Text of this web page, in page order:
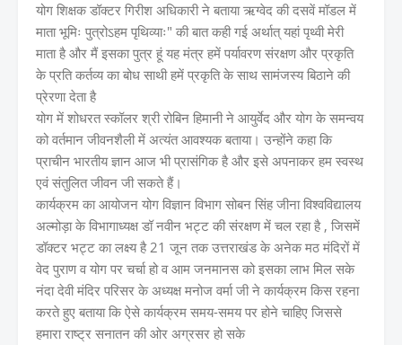
योग शिक्षक डॉक्टर गिरीश अधिकारी ने बताया ऋग्वेद की दसवें मॉडल में
माता भूमिः पुत्रोऽहम पृथिव्याः" की बात कही गई अर्थात् यहां पृथ्वी मेरी
माता है और मैं इसका पुत्र हूं यह मंत्र हमें पर्यावरण संरक्षण और प्रकृति
के प्रति कर्तव्य का बोध साथी हमें प्रकृति के साथ सामंजस्य बिठाने की
प्रेरणा देता है
योग में शोधरत स्कॉलर श्री रोबिन हिमानी ने आयुर्वेद और योग के समन्वय
को वर्तमान जीवनशैली में अत्यंत आवश्यक बताया। उन्होंने कहा कि
प्राचीन भारतीय ज्ञान आज भी प्रासंगिक है और इसे अपनाकर हम स्वस्थ
एवं संतुलित जीवन जी सकते हैं।
कार्यक्रम का आयोजन योग विज्ञान विभाग सोबन सिंह जीना विश्वविद्यालय
अल्मोड़ा के विभागाध्यक्ष डॉ नवीन भट्ट की संरक्षण में चल रहा है , जिसमें
डॉक्टर भट्ट का लक्ष्य है 21 जून तक उत्तराखंड के अनेक मठ मंदिरों में
वेद पुराण व योग पर चर्चा हो व आम जनमानस को इसका लाभ मिल सके
नंदा देवी मंदिर परिसर के अध्यक्ष मनोज वर्मा जी ने कार्यक्रम किस रहना
करते हुए बताया कि ऐसे कार्यक्रम समय-समय पर होने चाहिए जिससे
हमारा राष्ट्र सनातन की ओर अग्रसर हो सके